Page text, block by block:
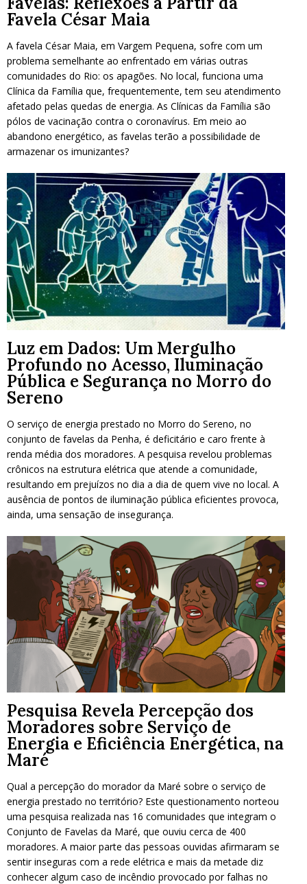
Favela César Maia
A favela César Maia, em Vargem Pequena, sofre com um
problema semelhante ao enfrentado em várias outras
comunidades do Rio: os apagões. No local, funciona uma
Clínica da Família que, frequentemente, tem seu atendimento
afetado pelas quedas de energia. As Clínicas da Família são
pólos de vacinação contra o coronavírus. Em meio ao
abandono energético, as favelas terão a possibilidade de
armazenar os imunizantes?
Luz em Dados: Um Mergulho
Profundo no Acesso, Iluminação
Pública e Segurança no Morro do
Sereno
O serviço de energia prestado no Morro do Sereno, no
conjunto de favelas da Penha, é deficitário e caro frente à
renda média dos moradores. A pesquisa revelou problemas
crônicos na estrutura elétrica que atende a comunidade,
resultando em prejuízos no dia a dia de quem vive no local. A
ausência de pontos de iluminação pública eficientes provoca,
ainda, uma sensação de insegurança.
Pesquisa Revela Percepção dos
Moradores sobre Serviço de
Energia e Eficiência Energética, na
Maré
Qual a percepção do morador da Maré sobre o serviço de
energia prestado no território? Este questionamento norteou
uma pesquisa realizada nas 16 comunidades que integram o
Conjunto de Favelas da Maré, que ouviu cerca de 400
moradores. A maior parte das pessoas ouvidas afirmaram se
sentir inseguras com a rede elétrica e mais da metade diz
conhecer algum caso de incêndio provocado por falhas no